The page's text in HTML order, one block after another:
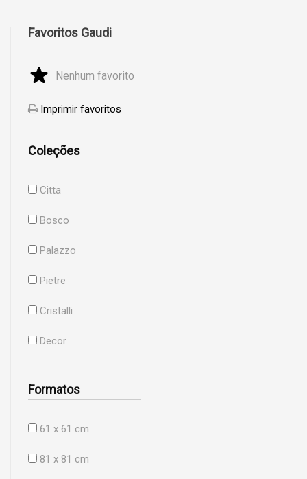
Favoritos Gaudi
Nenhum favorito
Imprimir favoritos
Coleções
Citta
Bosco
Palazzo
Pietre
Cristalli
Decor
Formatos
61 x 61 cm
81 x 81 cm